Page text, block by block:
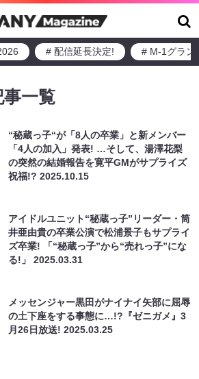
# 配信延長決定! # M-1グラン
一覧
“秘蔵っ子“が「8人の卒業」と新メンバー
「4人の加入」発表! …そして、湯澤花梨
の突然の結婚報告を寛平GMがサプライズ
祝福!?2025.10.15
アイドルユニット“秘蔵っ子”リーダー・筒
井亜由貴の卒業公演で松浦景子もサプライ
ズ卒業! 「“秘蔵っ子”から“売れっ子”にな
る!」2025.03.31
メッセンジャー黒田がナイナイ矢部に屈辱
の土下座をする事態に…!?『ゼニガメ』3
月26日放送!2025.03.25